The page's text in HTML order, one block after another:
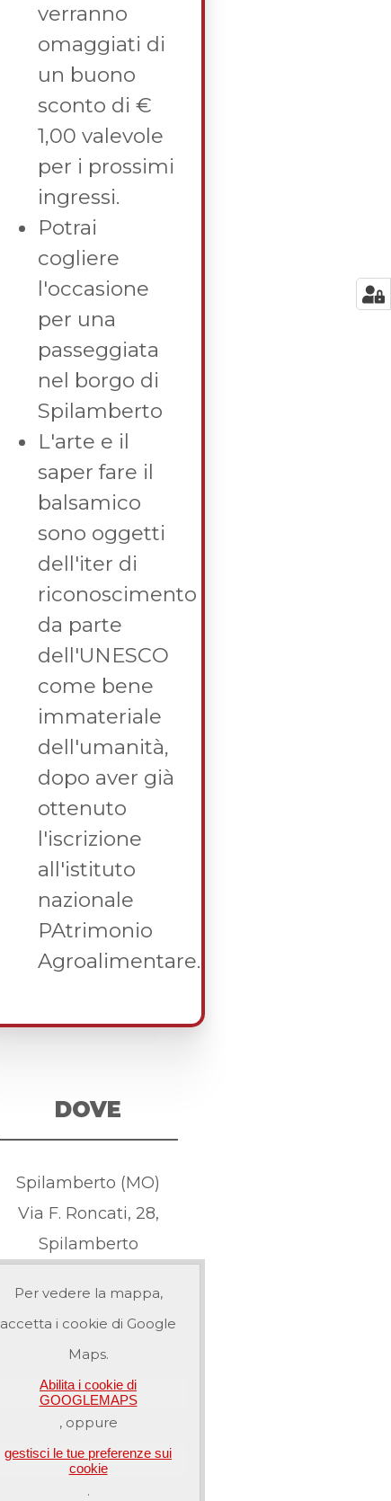
verranno
omaggiati di
un buono
sconto di €
1,00 valevole
per i prossimi
ingressi.
Potrai
cogliere
l'occasione
per una
passeggiata
nel borgo di
Spilamberto
L'arte e il
saper fare il
balsamico
sono oggetti
dell'iter di
riconoscimento
da parte
dell'UNESCO
come bene
immateriale
dell'umanità,
dopo aver già
ottenuto
l'iscrizione
all'istituto
nazionale
PAtrimonio
Agroalimentare.
DOVE
Spilamberto (MO)
Via F. Roncati, 28,
Spilamberto
Per vedere la mappa,
accetta i cookie di Google
Maps.
Abilita i cookie di
GOOGLEMAPS
, oppure
gestisci le tue preferenze sui
cookie
.